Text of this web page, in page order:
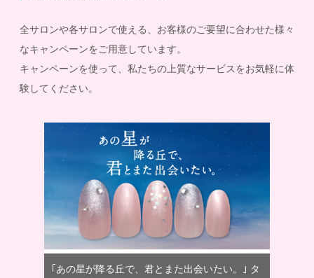
全サロンや各サロンで使える、お客様のご要望に合わせた様々
なキャンペーンをご用意しています。
キャンペーンを使って、私たちの上質なサービスをお気軽に体
験してください。
｢あの星が降る丘で、君とまた出会いたい。｣ タ